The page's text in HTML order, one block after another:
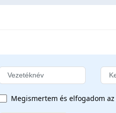
Megismertem és elfogadom az